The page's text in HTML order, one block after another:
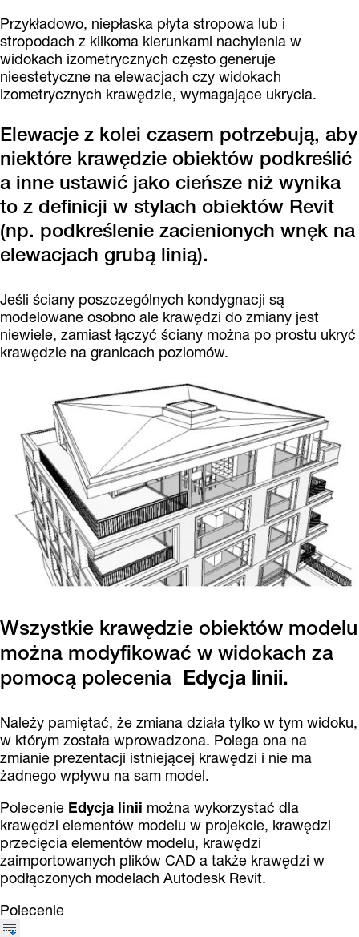
Przykładowo, niepłaska płyta stropowa lub i
stropodach z kilkoma kierunkami nachylenia w
widokach izometrycznych często generuje
nieestetyczne na elewacjach czy widokach
izometrycznych krawędzie, wymagające ukrycia.
Elewacje z kolei czasem potrzebują, aby
niektóre krawędzie obiektów podkreślić
a inne ustawić jako cieńsze niż wynika
to z definicji w stylach obiektów Revit
(np. podkreślenie zacienionych wnęk na
elewacjach grubą linią).
Jeśli ściany poszczególnych kondygnacji są
modelowane osobno ale krawędzi do zmiany jest
niewiele, zamiast łączyć ściany można po prostu ukryć
krawędzie na granicach poziomów.
Wszystkie krawędzie obiektów modelu
można modyfikować w widokach za
pomocą polecenia Edycja linii.
Należy pamiętać, że zmiana działa tylko w tym widoku,
w którym została wprowadzona. Polega ona na
zmianie prezentacji istniejącej krawędzi i nie ma
żadnego wpływu na sam model.
Polecenie Edycja linii można wykorzystać dla
krawędzi elementów modelu w projekcie, krawędzi
przecięcia elementów modelu, krawędzi
zaimportowanych plików CAD a także krawędzi w
podłączonych modelach Autodesk Revit.
Polecenie